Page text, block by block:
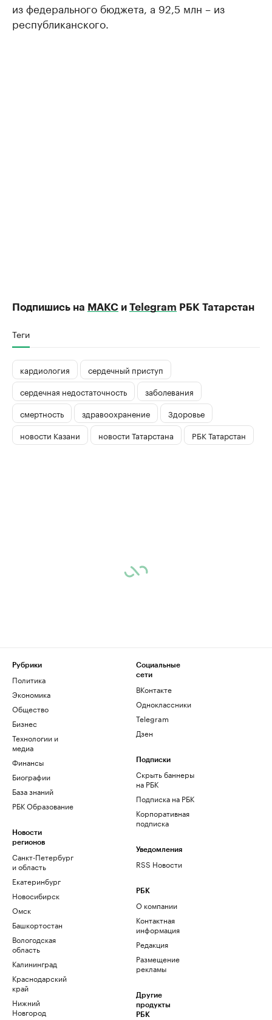
из федерального бюджета, а 92,5 млн – из
республиканского.
Подпишись на МАКС и Telegram РБК Татарстан
Теги
кардиология
сердечный приступ
сердечная недостаточность
заболевания
смертность
здравоохранение
Здоровье
новости Казани
новости Татарстана РБК Татарстан
Рубрики
Политика
Экономика
Общество
Бизнес
Технологии и
медиа
Финансы
Биографии
База знаний
РБК Образование
Новости
регионов
Санкт-Петербург
и область
Екатеринбург
Новосибирск
Омск
Башкортостан
Вологодская
область
Калининград
Краснодарский
край
Нижний
Новгород
Социальные
сети
ВКонтакте
Одноклассники
Telegram
Дзен
Подписки
Скрыть баннеры
на РБК
Подписка на РБК
Корпоративная
подписка
Уведомления
RSS Новости
РБК
О компании
Контактная
информация
Редакция
Размещение
рекламы
Другие
продукты
РБК